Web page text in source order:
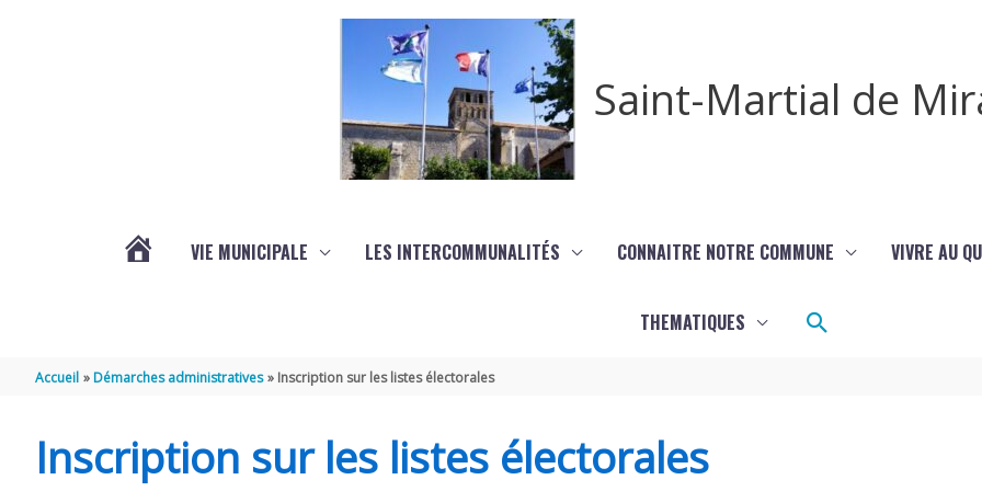
Saint-Martial de
VIE MUNICIPALE LES INTERCOMMUNALITÉS CONNAITRE NOTRE COMMUNE VIVRE AU
THEMATIQUES Rechercher
Accueil Démarches administratives Inscription sur les listes électorales
Inscription sur les listes électorales